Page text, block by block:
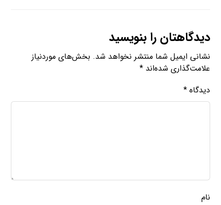
دیدگاهتان را بنویسید
نشانی ایمیل شما منتشر نخواهد شد. بخش‌های موردنیاز
علامت‌گذاری شده‌اند*
دیدگاه*
نام